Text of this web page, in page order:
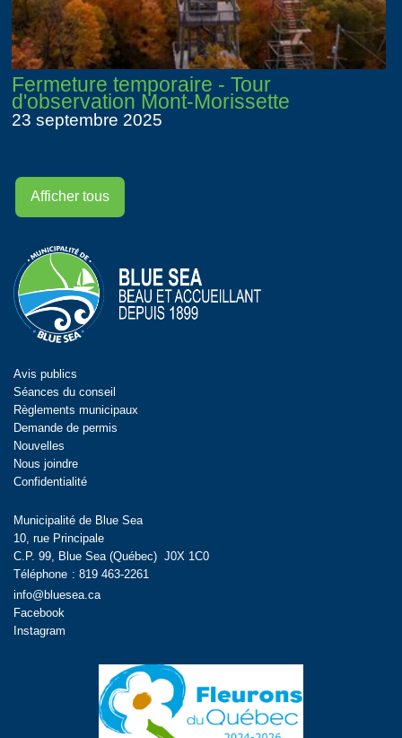
Fermeture temporaire - Tour
d'observation Mont-Morissette
23 septembre 2025
Afficher tous
Avis publics
Séances du conseil
Règlements municipaux
Demande de permis
Nouvelles
Nous joindre
Confidentialité
Municipalité de Blue Sea
10, rue Principale
C.P. 99, Blue Sea (Québec) J0X 1C0
Téléphone : 819 463-2261
info@bluesea.ca
Facebook
Instagram